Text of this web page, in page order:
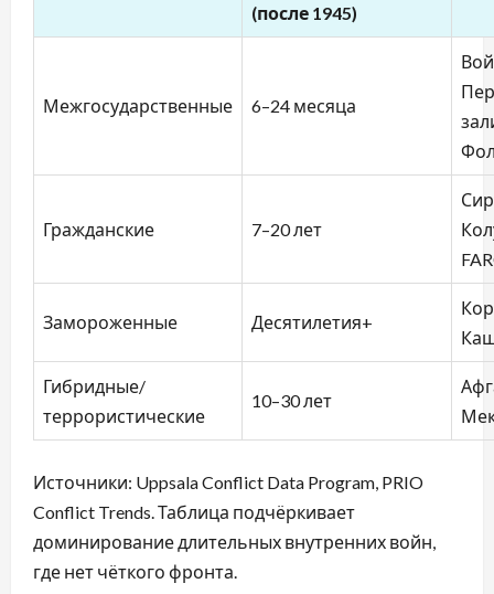
(после 1945)
Межгосударственные 6–24 месяца
Гражданские 7–20 лет
Замороженные Десятилетия+
Гибридные/
террористические
10–30 лет
Источники: Uppsala Conflict Data Program, PRIO
Conflict Trends. Таблица подчёркивает
доминирование длительных внутренних войн,
где нет чёткого фронта.